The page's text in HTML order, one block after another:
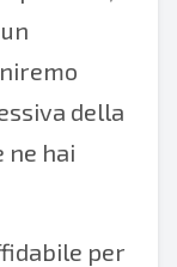
della
ne hai
per